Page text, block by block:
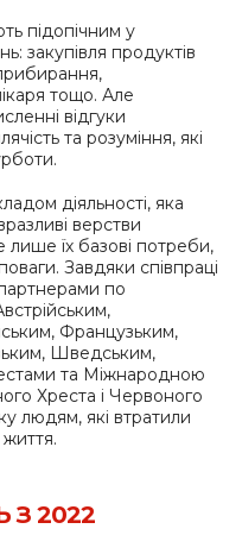
підопічним у
закупівля продуктів
прибирання,
тощо. Але
відгуки
та розуміння, які
діяльності, яка
верстви
лише їх базові потреби,
Завдяки співпраці
по
Французьким,
Шведським,
та Міжнародною
Хреста і Червоного
людям, які втратили
З 2022